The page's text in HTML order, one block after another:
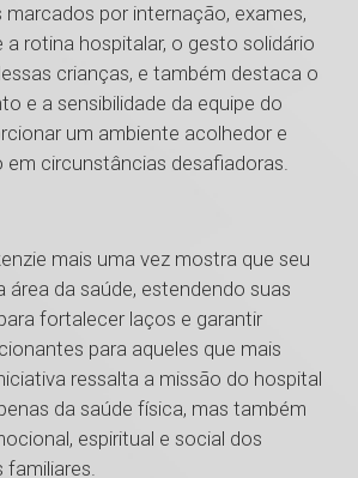
por internação, exames,
rotina hospitalar, o gesto solidário
crianças, e também destaca o
e a sensibilidade da equipe do
um ambiente acolhedor e
em circunstâncias desafiadoras.
mais uma vez mostra que seu
área da saúde, estendendo suas
fortalecer laços e garantir
para aqueles que mais
ressalta a missão do hospital
da saúde física, mas também
espiritual e social dos
familiares.